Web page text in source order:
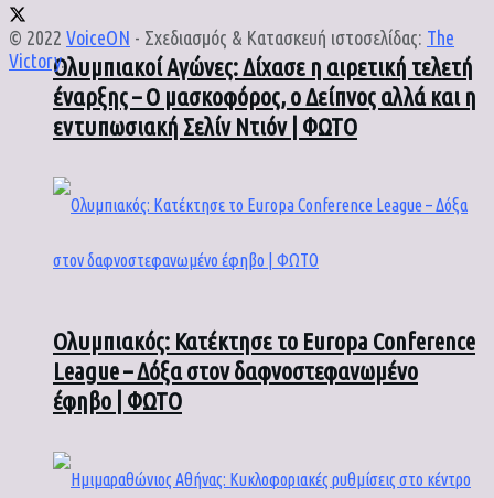
Ολυμπιακοί Αγώνες: Δίχασε η αιρετική τελετή
έναρξης – Ο μασκοφόρος, ο Δείπνος αλλά και η
εντυπωσιακή Σελίν Ντιόν | ΦΩΤΟ
Ολυμπιακός: Κατέκτησε το Europa Conference
League – Δόξα στον δαφνοστεφανωμένο
έφηβο | ΦΩΤΟ
© 2022 VoiceON - Σχεδιασμός & Κατασκευή ιστοσελίδας: The
Victory.